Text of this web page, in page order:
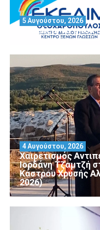
Θέλεις να
5 Αυγούστου, 2026
Χαιρετισμός
Ιορδάνη Τζαμτζή
Κάστρου Χρυσής
2026)
4 Αυγούστου, 2026